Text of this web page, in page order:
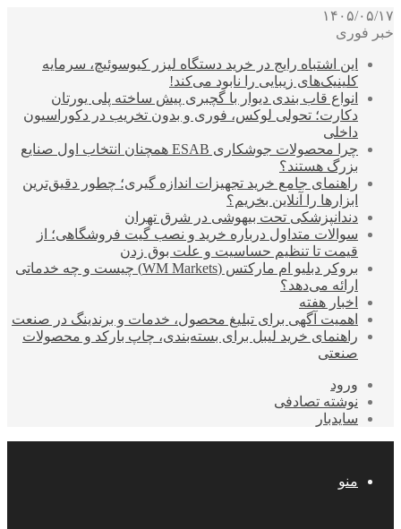
۱۴۰۵/۰۵/۱۷
خبر فوری
این اشتباه رایج در خرید دستگاه لیزر کیوسوئیچ، سرمایه
کلینیک‌های زیبایی را نابود می‌کند!
انواع قاب بندی دیوار با گچبری پیش ساخته پلی یورتان
دکارت؛ تحولی لوکس، فوری و بدون تخریب در دکوراسیون
داخلی
چرا محصولات جوشکاری ESAB همچنان انتخاب اول صنایع
بزرگ هستند؟
راهنمای جامع خرید تجهیزات اندازه گیری؛ چطور دقیق‌ترین
ابزارها را آنلاین بخریم؟
دندانپزشکی تحت بیهوشی در شرق تهران
سوالات متداول درباره خرید و نصب گیت فروشگاهی؛ از
قیمت تا تنظیم حساسیت و علت بوق زدن
بروکر دبلیو ام مارکتس (WM Markets) چیست و چه خدماتی
ارائه می‌دهد؟
اخبار هفته
اهمیت آگهی برای تبلیغ محصول، خدمات و برندینگ در صنعت
راهنمای خرید لیبل برای بسته‌بندی، چاپ بارکد و محصولات
صنعتی
ورود
نوشته تصادفی
سایدبار
منو